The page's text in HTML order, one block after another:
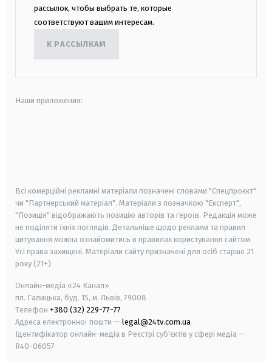
рассылок, чтобы выбрать те, которые
соответствуют вашим интересам.
К РАССЫЛКАМ
Наши приложения:
Всі комерційні рекламні матеріали позначені словами "Спецпроєкт"
чи "Партнерський матеріал". Матеріали з позначкою "Експерт",
"Позиція" відображають позицію авторів та героїв. Редакція може
не поділяти їхніх поглядів. Детальніше щодо реклами та правил
цитування можна ознайомитись в правилах користування сайтом.
Усі права захищені. Матеріали сайту призначені для осіб старше 21
року (21+)
Онлайн-медіа «24 Канал»
пл. Галицька, буд. 15, м. Львів, 79008
Телефон +380 (32) 229-77-77
Адреса електронної пошти — legal@24tv.com.ua
Ідентифікатор онлайн-медіа в Реєстрі суб'єктів у сфері медіа —
R40-06057